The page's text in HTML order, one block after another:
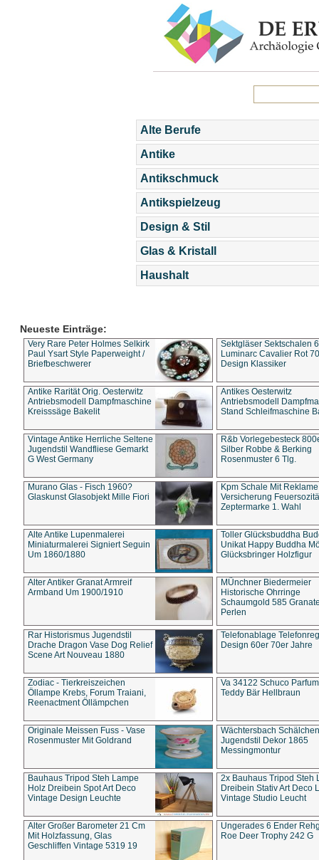
Alte Berufe
Antike
Antikschmuck
Antikspielzeug
Design & Stil
Glas & Kristall
Haushalt
Neueste Einträge:
Very Rare Peter Holmes Selkirk
Paul Ysart Style Paperweight /
Briefbeschwerer
Sektgläser Sektschalen
Luminarc Cavalier Rot
Design Klassiker
Antike Rarität Orig. Oesterwitz
Antriebsmodell Dampfmaschine
Kreisssäge Bakelit
Antikes Oesterwitz
Antriebsmodell
Stand Schleifmaschine
Vintage Antike Herrliche Seltene
Jugendstil Wandfliese Gemarkt
G West Germany
R&b Vorlegebesteck
Silber Robbe & Berking
Rosenmuster 6 Tlg.
Murano Glas - Fisch 1960?
Glaskunst Glasobjekt Mille Fiori
Kpm Schale Mit Reklame
Versicherung
Zeptermarke 1. Wahl
Alte Antike Lupenmalerei
Miniaturmalerei Signiert Seguin
Um 1860/1880
Toller Glücksbuddha
Unikat Happy Buddha
Glücksbringer Holzfigur
Alter Antiker Granat Armreif
Armband Um 1900/1910
MÜnchner Biedermeier
Historische Ohrringe
Schaumgold 585
Perlen
Rar Historismus Jugendstil
Drache Dragon Vase Dog Relief
Scene Art Nouveau 1880
Telefonablage
Design 60er 70er Jahre
Zodiac - Tierkreiszeichen
Öllampe Krebs, Forum Traiani,
Reenactment Öllämpchen
Va 34122 Schuco
Teddy Bär Hellbraun
Originale Meissen Fuss - Vase
Rosenmuster Mit Goldrand
Wächtersbach Schälchen
Jugendstil Dekor 1865
Messingmontur
Bauhaus Tripod Steh Lampe
Holz Dreibein Spot Art Deco
Vintage Design Leuchte
2x Bauhaus Tripod Steh
Dreibein Stativ Art Deco
Vintage Studio Leucht
Alter Großer Barometer 21 Cm
Mit Holzfassung, Glas
Geschliffen Vintage 5319 19
Ungerades 6 Ender
Roe Deer Trophy 242 G